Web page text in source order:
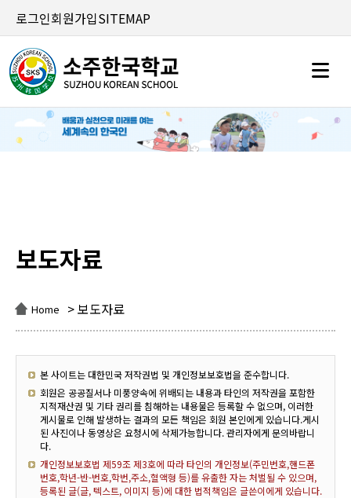
로그인회원가입SITEMAP
보도자료
Home > 보도자료
본 사이트는 대한민국 저작권법 및 개인정보보호법을 준수합니다.
회원은 공공질서나 미풍양속에 위배되는 내용과 타인의 저작권을 포함한
지적재산권 및 기타 권리를 침해하는 내용물은 등록할 수 없으며, 이러한
게시물로 인해 발생하는 결과의 모든 책임은 회원 본인에게 있습니다.게시
된 사진이나 동영상은 요청시에 삭제가능합니다. 관리자에게 문의바랍니
다.
개인정보보호법 제59조 제3호에 따라 타인의 개인정보(주민번호,핸드폰
번호,학년-반-번호,학번,주소,혈액형 등)를 유출한 자는 처벌될 수 있으며,
등록된 글(글, 텍스트, 이미지 등)에 대한 법적책임은 글쓴이에게 있습니다.